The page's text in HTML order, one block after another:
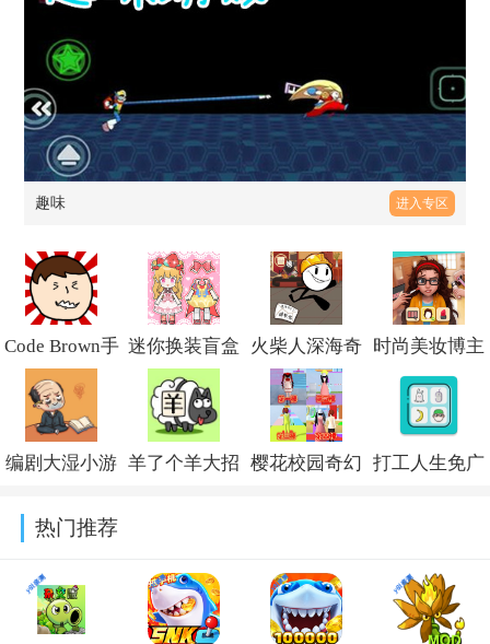
趣味 进入专区
Code Brown手
机版v1.0.1
迷你换装盲盒
手游v1.0
火柴人深海奇
遇最新版v2.0.1
时尚美妆博主
手游v1.1
编剧大湿小游 羊了个羊大招 樱花校园奇幻 打工人生免广
热门推荐